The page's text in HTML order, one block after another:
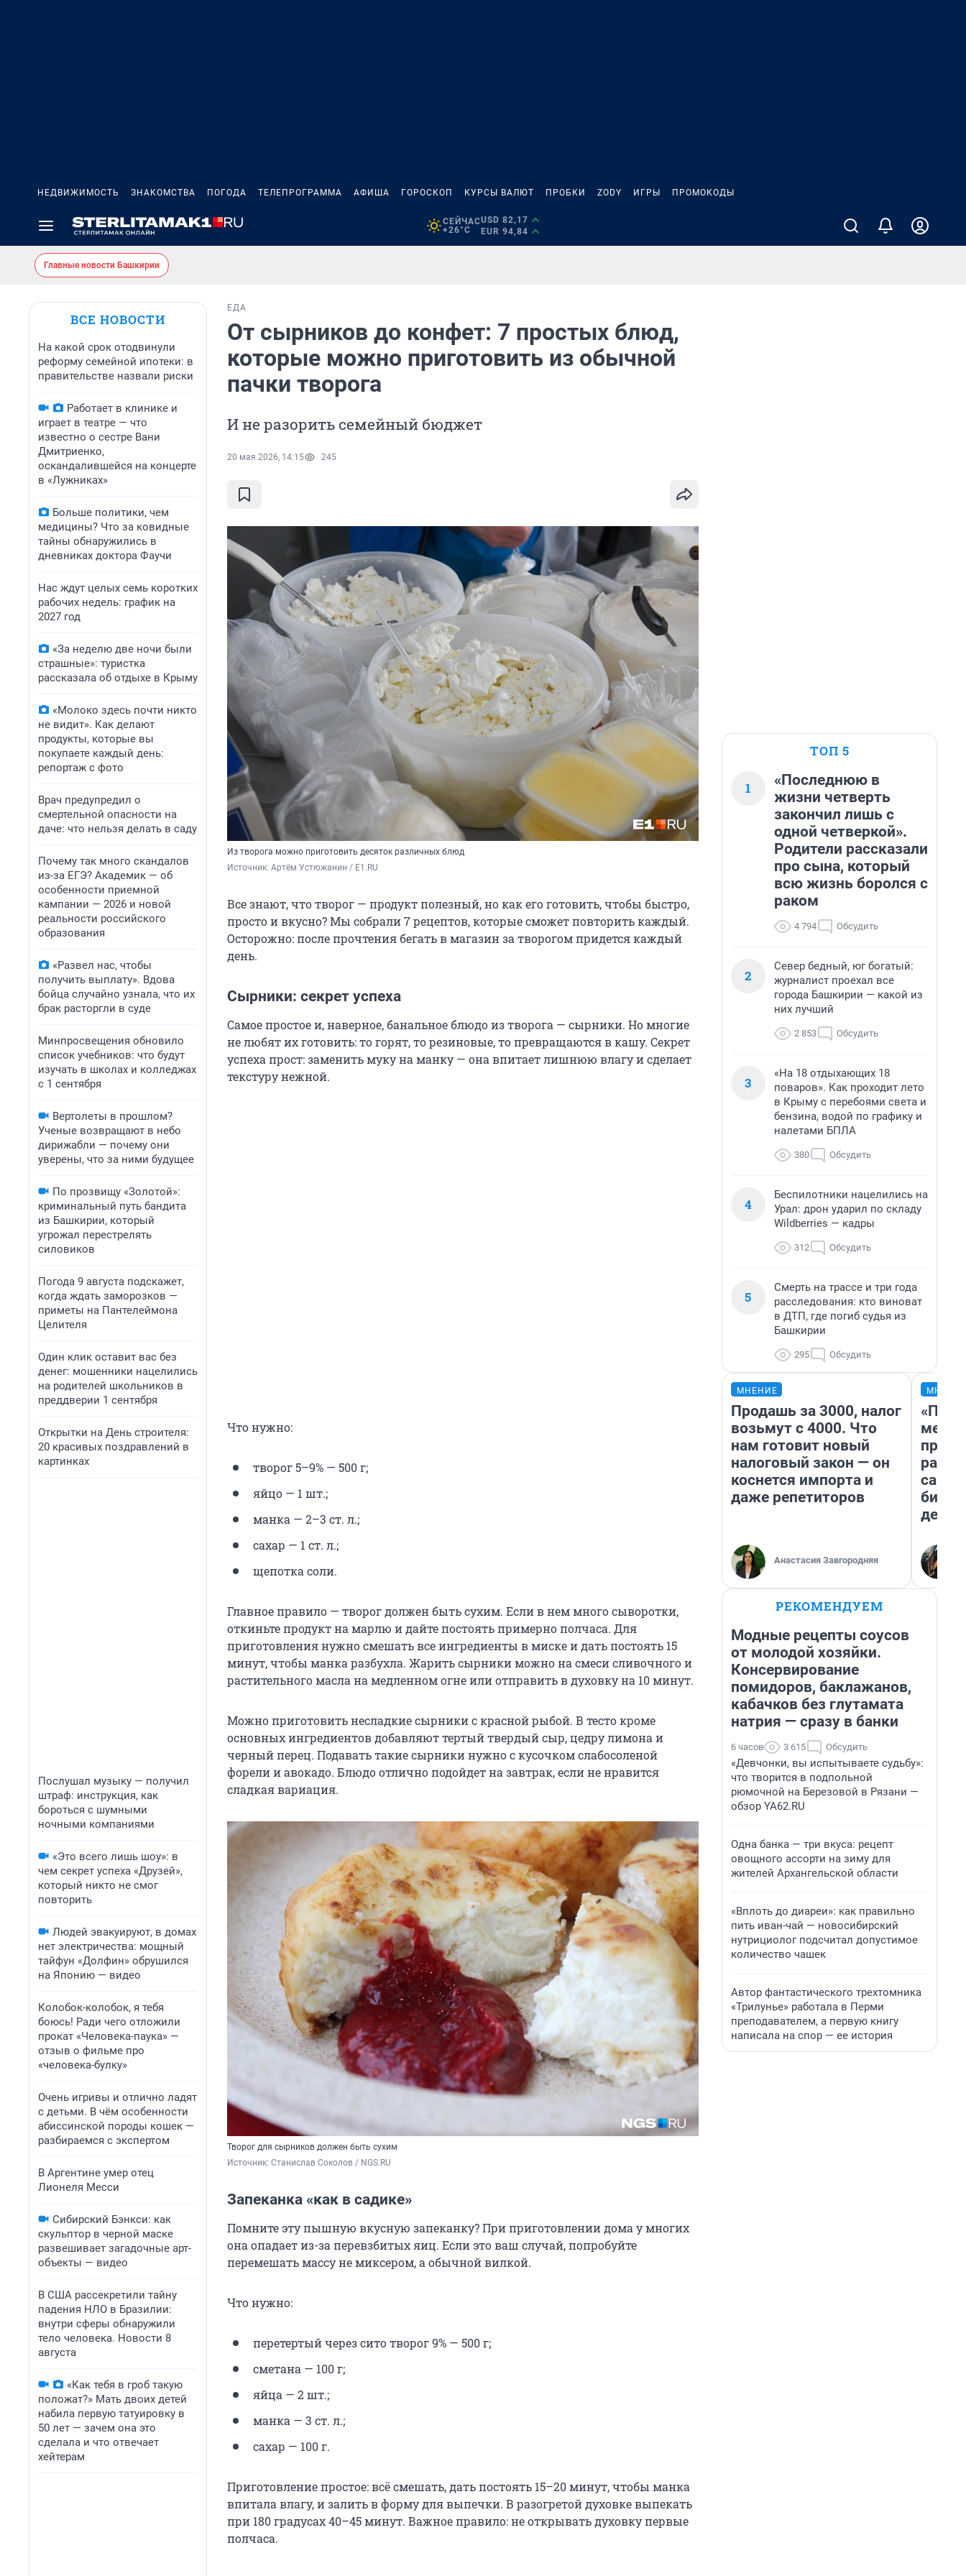
НЕДВИЖИМОСТЬ ЗНАКОМСТВА ПОГОДА ТЕЛЕПРОГРАММА АФИША ГОРОСКОП КУРСЫ ВАЛЮТ ПРОБКИ ZODY ИГРЫ ПРОМОКОДЫ
СЕЙЧАС
+26°C
USD 82,17
EUR 94,84
Главные новости Башкирии
ВСЕ НОВОСТИ
На какой срок отодвинули
реформу семейной ипотеки: в
правительстве назвали риски
Работает в клинике и
играет в театре — что
известно о сестре Вани
Дмитриенко,
оскандалившейся на концерте
в «Лужниках»
Больше политики, чем
медицины? Что за ковидные
тайны обнаружились в
дневниках доктора Фаучи
Нас ждут целых семь коротких
рабочих недель: график на
2027 год
«За неделю две ночи были
страшные»: туристка
рассказала об отдыхе в Крыму
«Молоко здесь почти никто
не видит». Как делают
продукты, которые вы
покупаете каждый день:
репортаж с фото
Врач предупредил о
смертельной опасности на
даче: что нельзя делать в саду
Почему так много скандалов
из-за ЕГЭ? Академик — об
особенности приемной
кампании — 2026 и новой
реальности российского
образования
«Развел нас, чтобы
получить выплату». Вдова
бойца случайно узнала, что их
брак расторгли в суде
Минпросвещения обновило
список учебников: что будут
изучать в школах и колледжах
с 1 сентября
Вертолеты в прошлом?
Ученые возвращают в небо
дирижабли — почему они
уверены, что за ними будущее
По прозвищу «Золотой»:
криминальный путь бандита
из Башкирии, который
угрожал перестрелять
силовиков
Погода 9 августа подскажет,
когда ждать заморозков —
приметы на Пантелеймона
Целителя
Один клик оставит вас без
денег: мошенники нацелились
на родителей школьников в
преддверии 1 сентября
Открытки на День строителя:
20 красивых поздравлений в
картинках
Послушал музыку — получил
штраф: инструкция, как
бороться с шумными
ночными компаниями
«Это всего лишь шоу»: в
чем секрет успеха «Друзей»,
который никто не смог
повторить
Людей эвакуируют, в домах
нет электричества: мощный
тайфун «Долфин» обрушился
на Японию — видео
Колобок-колобок, я тебя
боюсь! Ради чего отложили
прокат «Человека-паука» —
отзыв о фильме про
«человека-булку»
Очень игривы и отлично ладят
с детьми. В чём особенности
абиссинской породы кошек —
разбираемся с экспертом
В Аргентине умер отец
Лионеля Месси
Сибирский Бэнкси: как
скульптор в черной маске
развешивает загадочные арт-
объекты — видео
В США рассекретили тайну
падения НЛО в Бразилии:
внутри сферы обнаружили
тело человека. Новости 8
августа
«Как тебя в гроб такую
положат?» Мать двоих детей
набила первую татуировку в
50 лет — зачем она это
сделала и что отвечает
хейтерам
ЕДА
От сырников до конфет: 7 простых блюд,
которые можно приготовить из обычной
пачки творога
И не разорить семейный бюджет
20 мая 2026, 14:15 245
Из творога можно приготовить десяток различных блюд
Источник: Артём Устюжанин / E1.RU
Все знают, что творог — продукт полезный, но как его готовить, чтобы быстро,
просто и вкусно? Мы собрали 7 рецептов, которые сможет повторить каждый.
Осторожно: после прочтения бегать в магазин за творогом придется каждый
день.
Сырники: секрет успеха
Самое простое и, наверное, банальное блюдо из творога — сырники. Но многие
не любят их готовить: то горят, то резиновые, то превращаются в кашу. Секрет
успеха прост: заменить муку на манку — она впитает лишнюю влагу и сделает
текстуру нежной.
Что нужно:
творог 5–9% — 500 г;
яйцо — 1 шт.;
манка — 2–3 ст. л.;
сахар — 1 ст. л.;
щепотка соли.
Главное правило — творог должен быть сухим. Если в нем много сыворотки,
откиньте продукт на марлю и дайте постоять примерно полчаса. Для
приготовления нужно смешать все ингредиенты в миске и дать постоять 15
минут, чтобы манка разбухла. Жарить сырники можно на смеси сливочного и
растительного масла на медленном огне или отправить в духовку на 10 минут.
Можно приготовить несладкие сырники с красной рыбой. В тесто кроме
основных ингредиентов добавляют тертый твердый сыр, цедру лимона и
черный перец. Подавать такие сырники нужно с кусочком слабосоленой
форели и авокадо. Блюдо отлично подойдет на завтрак, если не нравится
сладкая вариация.
Творог для сырников должен быть сухим
Источник: Станислав Соколов / NGS.RU
Запеканка «как в садике»
Помните эту пышную вкусную запеканку? При приготовлении дома у многих
она опадает из-за перевзбитых яиц. Если это ваш случай, попробуйте
перемешать массу не миксером, а обычной вилкой.
Что нужно:
перетертый через сито творог 9% — 500 г;
сметана — 100 г;
яйца — 2 шт.;
манка — 3 ст. л.;
сахар — 100 г.
Приготовление простое: всё смешать, дать постоять 15–20 минут, чтобы манка
впитала влагу, и залить в форму для выпечки. В разогретой духовке выпекать
при 180 градусах 40–45 минут. Важное правило: не открывать духовку первые
полчаса.
ТОП 5
1
«Последнюю в
жизни четверть
закончил лишь с
одной четверкой».
Родители рассказали
про сына, который
всю жизнь боролся с
раком
4 794 Обсудить
2
Север бедный, юг богатый:
журналист проехал все
города Башкирии — какой из
них лучший
2 853 Обсудить
3
«На 18 отдыхающих 18
поваров». Как проходит лето
в Крыму с перебоями света и
бензина, водой по графику и
налетами БПЛА
380 Обсудить
4
Беспилотники нацелились на
Урал: дрон ударил по складу
Wildberries — кадры
312 Обсудить
5
Смерть на трассе и три года
расследования: кто виноват
в ДТП, где погиб судья из
Башкирии
295 Обсудить
МНЕНИЕ
Продашь за 3000, налог
возьмут с 4000. Что
нам готовит новый
налоговый закон — он
коснется импорта и
даже репетиторов
Анастасия Завгородняя
РЕКОМЕНДУЕМ
Модные рецепты соусов
от молодой хозяйки.
Консервирование
помидоров, баклажанов,
кабачков без глутамата
натрия — сразу в банки
6 часов 3 615 Обсудить
«Девчонки, вы испытываете судьбу»:
что творится в подпольной
рюмочной на Березовой в Рязани —
обзор YA62.RU
Одна банка — три вкуса: рецепт
овощного ассорти на зиму для
жителей Архангельской области
«Вплоть до диареи»: как правильно
пить иван-чай — новосибирский
нутрициолог подсчитал допустимое
количество чашек
Автор фантастического трехтомника
«Трилунье» работала в Перми
преподавателем, а первую книгу
написала на спор — ее история